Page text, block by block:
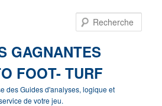
GAGNANTES
FOOT- TURF
des Guides d'analyses, logique et
de votre jeu.